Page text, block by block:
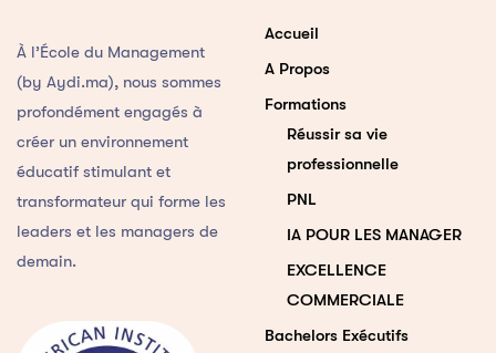
À l’École du Management
(by Aydi.ma), nous sommes
profondément engagés à
créer un environnement
éducatif stimulant et
transformateur qui forme les
leaders et les managers de
demain.
Accueil
A Propos
Formations
Réussir sa vie
professionnelle
PNL
IA POUR LES MANAGER
EXCELLENCE
COMMERCIALE
Bachelors Exécutifs